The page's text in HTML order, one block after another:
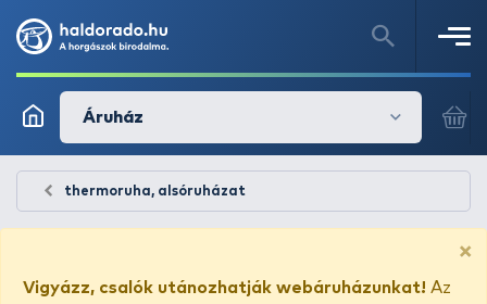
Áruház
thermoruha, alsóruházat
×
Vigyázz, csalók utánozhatják webáruházunkat! Az